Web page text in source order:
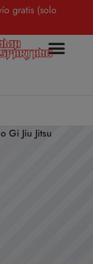
gratis (solo
Gi Jiu Jitsu